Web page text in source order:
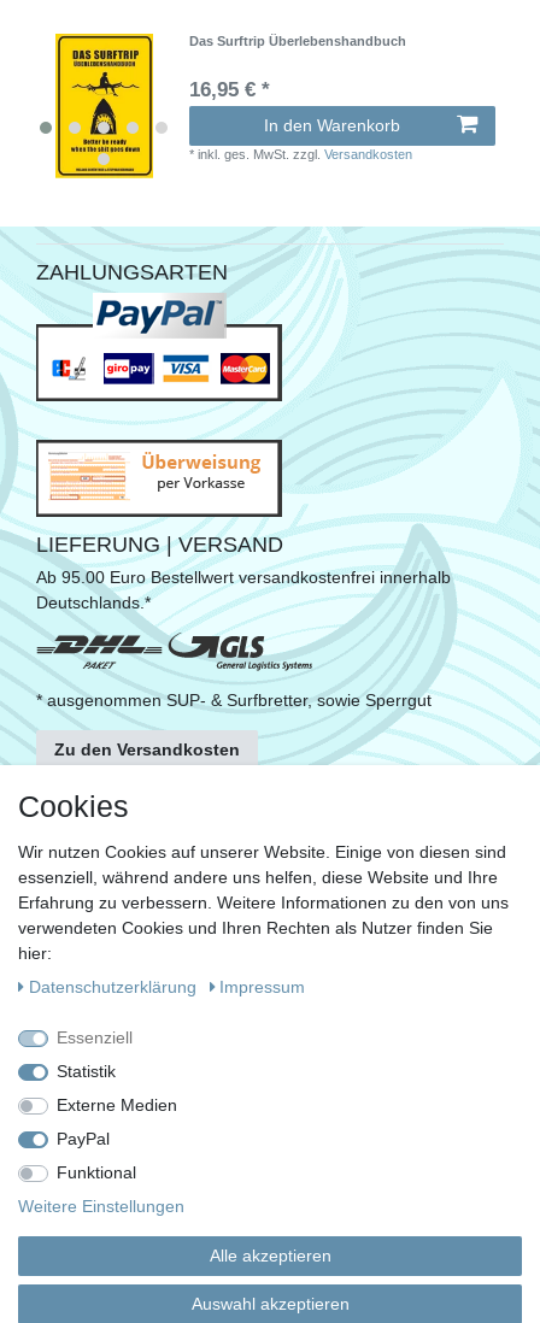
Das Surftrip Überlebenshandbuch
16,95 € *
In den Warenkorb
*inkl. ges. MwSt. zzgl.Versandkosten
ZAHLUNGSARTEN
LIEFERUNG | VERSAND
Ab 95.00 Euro Bestellwert versandkostenfrei innerhalb
Deutschlands.*
* ausgenommen SUP- & Surfbretter, sowie Sperrgut
Zu den Versandkosten
FOLGE UNS
KONTAKT
Fragen?
Ruf uns an, mein Team und ich helfen Dir gerne.
oder
Schreib uns eine E-Mail
Impressum
Widerrufs­recht Vertrag widerrufen
Cookies
Wir nutzen Cookies auf unserer Website. Einige von diesen sind
essenziell, während andere uns helfen, diese Website und Ihre
Erfahrung zu verbessern. Weitere Informationen zu den von uns
verwendeten Cookies und Ihren Rechten als Nutzer finden Sie
hier:
Daten­schutz­erklärung
Impressum
Essenziell
Statistik
Externe Medien
PayPal
Funktional
Weitere Einstellungen
Alle akzeptieren
Auswahl akzeptieren